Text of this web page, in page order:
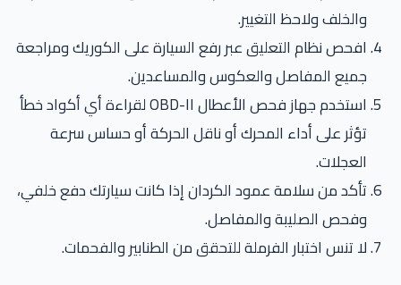
والخلف ولاحظ التغيير.
افحص نظام التعليق عبر رفع السيارة على الكوريك ومراجعة
جميع المفاصل والعكوس والمساعدين.
استخدم جهاز فحص الأعطال OBD-II لقراءة أي أكواد خطأ
تؤثر على أداء المحرك أو ناقل الحركة أو حساس سرعة
العجلات.
تأكد من سلامة عمود الكردان إذا كانت سيارتك دفع خلفي،
وفحص الصليبة والمفاصل.
لا تنس اختبار الفرملة للتحقق من الطنابير والفحمات.